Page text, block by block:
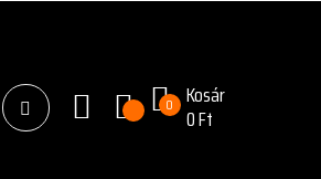
0 Kosár
0 Ft